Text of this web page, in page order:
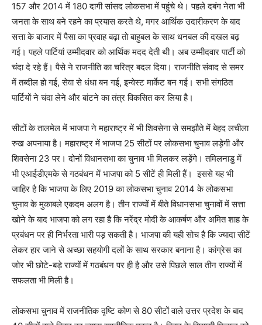
157 और 2014 में 180 दागी सांसद लोकसभा में पहुंचे थे। पहले दबंग नेता भी
जनता के साथ बने रहने का प्रयास करते थे, मगर आर्थिक उदारीकरण के बाद
सत्ता के बाजार में पैसा का प्रवाह बढ़ा तो बाहुबल के साथ धनबल की दखल बढ़
गई। पहले पार्टियां उम्मीदवार को आर्थिक मदद देती थी। अब उम्मीदवार पार्टी को
चंदा दे रहे हैं। पैसे ने राजनीति का चरित्र बदल दिया। राजनीति संवाद से समर
में तब्दील हो गई, सेवा से धंधा बन गई, इन्वेस्ट मार्केट बन गई। सभी संगठित
पार्टियों ने चंदा लेने और बांटने का तंत्र विकसित कर लिया है।
सीटों के तालमेल में भाजपा ने महाराष्ट्र में भी शिवसेना से समझौते में बेहद लचीला
रुख अपनाया है। महाराष्ट्र में भाजपा 25 सीटों पर लोकसभा चुनाव लड़ेगी और
शिवसेना 23 पर। दोनों विधानसभा का चुनाव भी मिलकर लड़ेंगे। तमिलनाडु में
भी एआईडीएमके से गठबंधन में भाजपा को 5 सीटें ही मिली हैं। इससे यह भी
जाहिर है कि भाजपा के लिए 2019 का लोकसभा चुनाव 2014 के लोकसभा
चुनाव के मुकाबले एकदम अलग है। तीन राज्यों में बीते विधानसभा चुनावों में सत्ता
खोने के बाद भाजपा को लग रहा है कि नरेंद्र मोदी के आकर्षण और अमित शाह के
प्रबंधन पर ही निर्भरता भारी पड़ सकती है। भाजपा की यही सोच है कि ज्यादा सीटें
लेकर हार जाने से अच्छा सहयोगी दलों के साथ सरकार बनाना है। कांग्रेस का
जोर भी छोटे-बड़े राज्यों में गठबंधन पर ही है और उसे पिछले साल तीन राज्यों में
सफलता भी मिली है।
लोकसभा चुनाव में राजनीतिक दृष्टि कोण से 80 सीटों वाले उत्तर प्रदेश के बाद